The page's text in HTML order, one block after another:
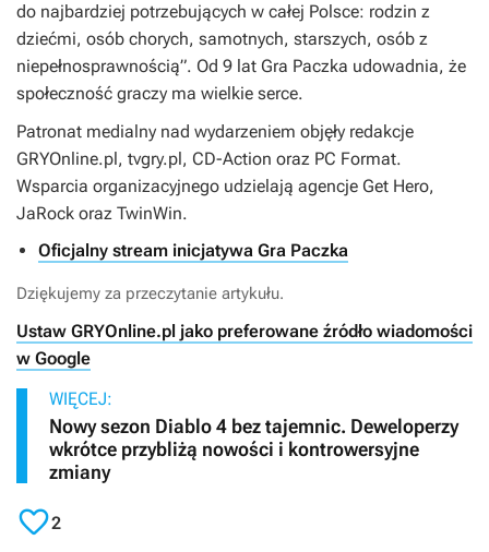
do najbardziej potrzebujących w całej Polsce: rodzin z
dziećmi, osób chorych, samotnych, starszych, osób z
niepełnosprawnością”. Od 9 lat Gra Paczka udowadnia, że
społeczność graczy ma wielkie serce.
Patronat medialny nad wydarzeniem objęły redakcje
GRYOnline.pl, tvgry.pl, CD-Action oraz PC Format.
Wsparcia organizacyjnego udzielają agencje Get Hero,
JaRock oraz TwinWin.
Oficjalny stream inicjatywa Gra Paczka
Dziękujemy za przeczytanie artykułu.
Ustaw GRYOnline.pl jako preferowane źródło wiadomości
w Google
WIĘCEJ:
Nowy sezon Diablo 4 bez tajemnic. Deweloperzy
wkrótce przybliżą nowości i kontrowersyjne
zmiany
2